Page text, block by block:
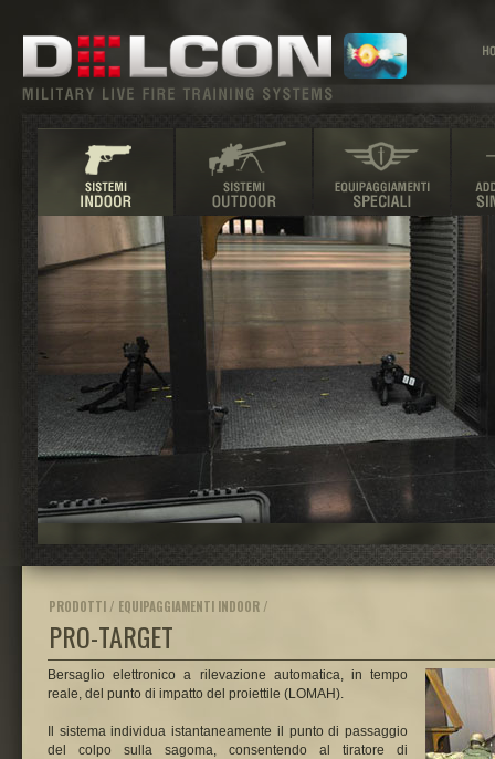
PRODOTTI / EQUIPAGGIAMENTI INDOOR /
PRO-TARGET
Bersaglio elettronico a rilevazione automatica, in tempo
reale, del punto di impatto del proiettile (LOMAH).
Il sistema individua istantaneamente il punto di passaggio
del colpo sulla sagoma, consentendo al tiratore di